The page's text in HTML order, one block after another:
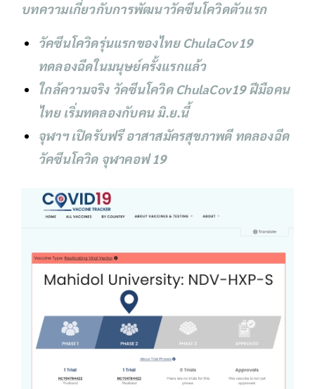
บทความเกี่ยวกับการพัฒนาวัคซีนโควิดตัวแรก
วัคซีนโควิดรุ่นแรกของไทย ChulaCov19
ทดลองฉีดในมนุษย์ครั้งแรกแล้ว
ใกล้ความจริง วัคซีนโควิด ChulaCov19 ฝีมือคน
ไทย เริ่มทดลองกับคน มิ.ย.นี้
จุฬาฯ เปิดรับฟรี อาสาสมัครสุขภาพดี ทดลองฉีด
วัคซีนโควิด จุฬาคอฟ 19